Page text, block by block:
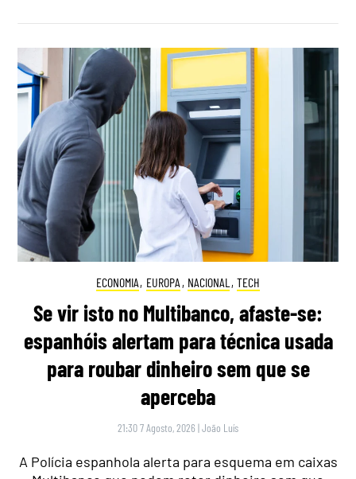
ECONOMIA, EUROPA , NACIONAL , TECH
Se vir isto no Multibanco, afaste-se:
espanhóis alertam para técnica usada
para roubar dinheiro sem que se
aperceba
21:30 7 Agosto, 2026 |João Luís
A Polícia espanhola alerta para esquema em caixas